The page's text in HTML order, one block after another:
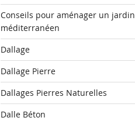
Conseils pour aménager un jardin
méditerranéen
Dallage
Dallage Pierre
Dallages Pierres Naturelles
Dalle Béton